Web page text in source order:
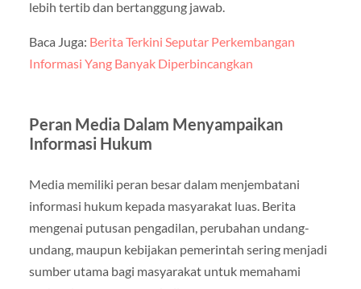
lebih tertib dan bertanggung jawab.
Baca Juga: Berita Terkini Seputar Perkembangan
Informasi Yang Banyak Diperbincangkan
Peran Media Dalam Menyampaikan
Informasi Hukum
Media memiliki peran besar dalam menjembatani
informasi hukum kepada masyarakat luas. Berita
mengenai putusan pengadilan, perubahan undang-
undang, maupun kebijakan pemerintah sering menjadi
sumber utama bagi masyarakat untuk memahami